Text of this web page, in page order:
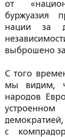
от
буржуазия
нации за
выброшено
С того
мы видим,
народов
с